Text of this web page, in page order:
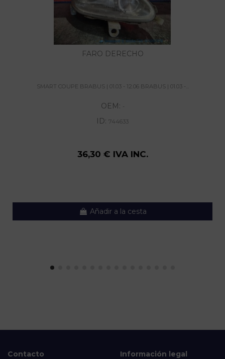
FARO DERECHO
SMART COUPE BRABUS | 01.03 - 12.06 BRABUS | 01.03 -...
OEM: -
ID: 744633
36,30 € IVA INC.
Añadir a la cesta
Contacto Información legal